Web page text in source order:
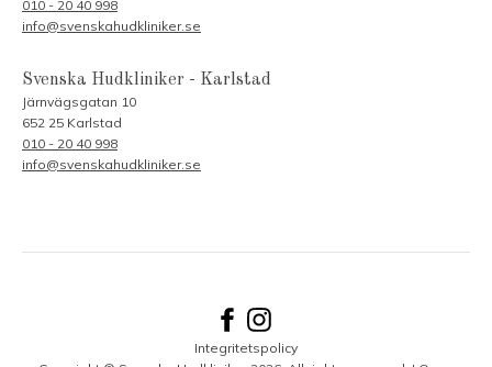
010 - 20 40 998
info@svenskahudkliniker.se
Svenska Hudkliniker - Karlstad
Järnvägsgatan 10
652 25 Karlstad
010 - 20 40 998
info@svenskahudkliniker.se
Integritetspolicy